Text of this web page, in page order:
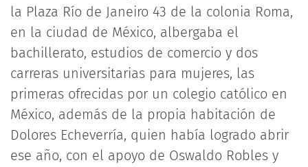
la Plaza Río de Janeiro 43 de la colonia Roma,
en la ciudad de México, albergaba el
bachillerato, estudios de comercio y dos
carreras universitarias para mujeres, las
primeras ofrecidas por un colegio católico en
México, además de la propia habitación de
Dolores Echeverría, quien había logrado abrir
ese año, con el apoyo de Oswaldo Robles y